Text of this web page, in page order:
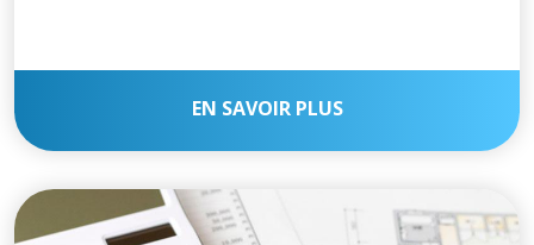
EN SAVOIR PLUS